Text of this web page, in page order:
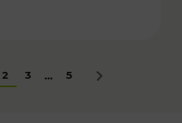
2 3 ... 5 Nächstes